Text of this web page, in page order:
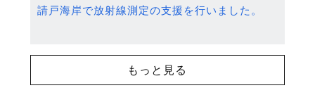
請戸海岸で放射線測定の支援を行いました。
もっと見る